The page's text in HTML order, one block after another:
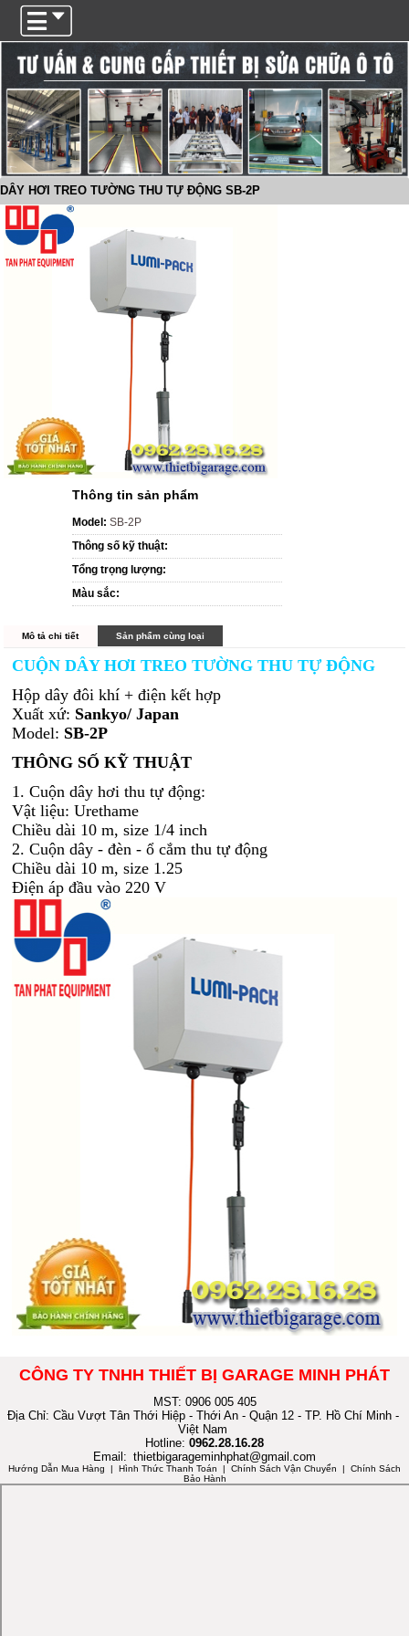
DÂY HƠI TREO TƯỜNG THU TỰ ĐỘNG SB-2P
Thông tin sản phẩm
Model:SB-2P
Thông số kỹ thuật:
Tổng trọng lượng:
Màu sắc:
Mô tả chi tiết Sản phẩm cùng loại
CUỘN DÂY HƠI TREO TƯỜNG THU TỰ ĐỘNG
Hộp dây đôi khí + điện kết hợp
Xuất xứ: Sankyo/ Japan
Model: SB-2P
THÔNG SỐ KỸ THUẬT
1. Cuộn dây hơi thu tự động:
Vật liệu: Urethame
Chiều dài 10 m, size 1/4 inch
2. Cuộn dây - đèn - ổ cắm thu tự động
Chiều dài 10 m, size 1.25
Điện áp đầu vào 220 V
CÔNG TY TNHH THIẾT BỊ GARAGE MINH PHÁT
MST: 0906 005 405
Địa Chỉ: Cầu Vượt Tân Thới Hiệp - Thới An - Quận 12 - TP. Hồ Chí Minh -
Việt Nam
Hotline: 0962.28.16.28
Email: thietbigarageminhphat@gmail.com
Hướng Dẫn Mua Hàng | Hình Thức Thanh Toán | Chính Sách Vận Chuyển | Chính Sách
Bảo Hành